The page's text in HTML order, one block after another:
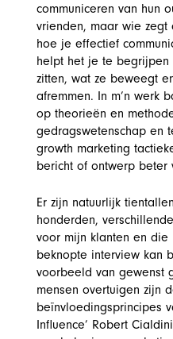
communiceren van hun
vrienden, maar wie
hoe je effectief
helpt het je te begrijpen
zitten, wat ze beweegt
afremmen. In m’n werk
op theorieën en
gedragswetenschap en
growth marketing
bericht of ontwerp beter
Er zijn natuurlijk
honderden,
voor mijn klanten en
beknopte interview kan
voorbeeld van gewenst
mensen overtuigen zijn
beïnvloedingsprincipes
Influence’ Robert